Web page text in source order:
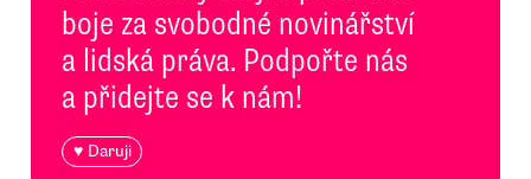
boje za svobodné novinářství
a lidská práva. Podpořte nás
a přidejte se k nám!
♥ Daruji